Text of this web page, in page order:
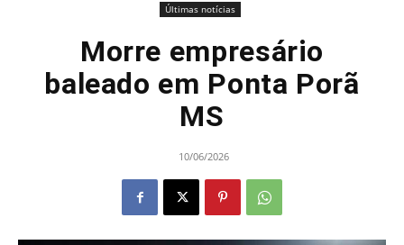
Últimas notícias
Morre empresário
baleado em Ponta Porã
MS
10/06/2026